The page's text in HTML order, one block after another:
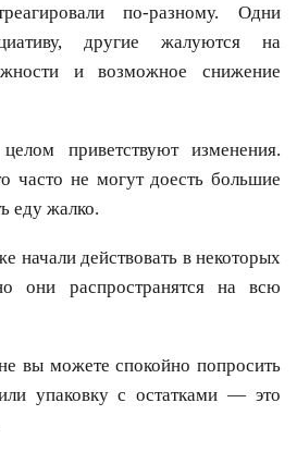
по-разному. Одни
другие жалуются на
и возможное снижение
приветствуют изменения.
часто не могут доесть большие
еду жалко.
начали действовать в некоторых
они распространятся на всю
вы можете спокойно попросить
упаковку с остатками — это